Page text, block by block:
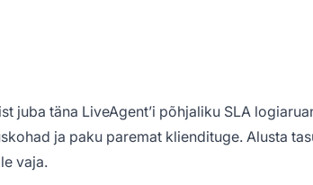
juba täna LiveAgent’i põhjaliku SLA
ja paku paremat kliendituge. Alusta
vaja.